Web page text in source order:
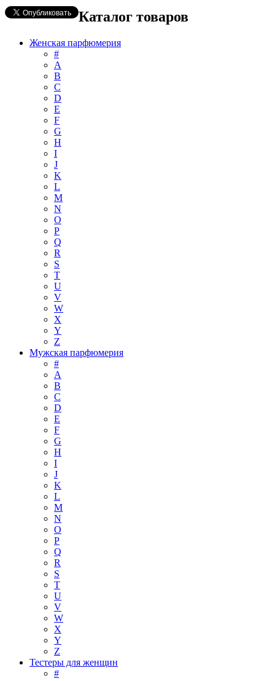
Каталог товаров
Женская парфюмерия
#
А
B
C
D
E
F
G
H
I
J
K
L
M
N
O
P
Q
R
S
T
U
V
W
X
Y
Z
Мужская парфюмерия
#
A
B
C
D
E
F
G
H
I
J
K
L
M
N
O
P
Q
R
S
T
U
V
W
X
Y
Z
Тестеры для женщин
#